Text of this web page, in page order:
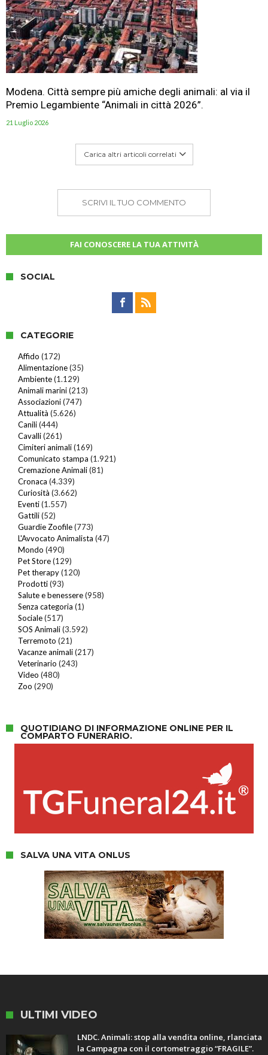
Modena. Città sempre più amiche degli animali: al via il
Premio Legambiente “Animali in città 2026”.
21 Luglio 2026
Carica altri articoli correlati
SCRIVI IL TUO COMMENTO
FAI CONOSCERE LA TUA ATTIVITÀ
SOCIAL
CATEGORIE
Affido (172)
Alimentazione(35)
Ambiente(1.129)
Animali marini(213)
Associazioni(747)
Attualità (5.626)
Canili(444)
Cavalli(261)
Cimiteri animali(169)
Comunicato stampa (1.921)
Cremazione Animali(81)
Cronaca (4.339)
Curiosità (3.662)
Eventi(1.557)
Gattili(52)
Guardie Zoofile(773)
L'Avvocato Animalista (47)
Mondo (490)
Pet Store(129)
Pet therapy(120)
Prodotti(93)
Salute e benessere(958)
Senza categoria (1)
Sociale(517)
SOS Animali(3.592)
Terremoto (21)
Vacanze animali(217)
Veterinario (243)
Video (480)
Zoo (290)
QUOTIDIANO DI INFORMAZIONE ONLINE PER IL
COMPARTO FUNERARIO.
SALVA UNA VITA ONLUS
ULTIMI VIDEO
LNDC. Animali: stop alla vendita online, rlanciata
la Campagna con il cortometraggio “FRAGILE”.